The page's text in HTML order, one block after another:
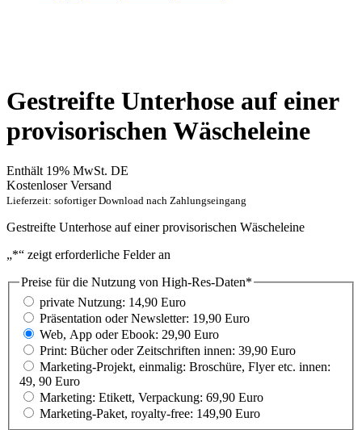
Gestreifte Unterhose auf einer
provisorischen Wäscheleine
Enthält 19% MwSt. DE
Kostenloser Versand
Lieferzeit: sofortiger Download nach Zahlungseingang
Gestreifte Unterhose auf einer provisorischen Wäscheleine
„*“ zeigt erforderliche Felder an
Preise für die Nutzung von High-Res-Daten*
private Nutzung: 14,90 Euro
Präsentation oder Newsletter: 19,90 Euro
Web, App oder Ebook: 29,90 Euro
Print: Bücher oder Zeitschriften innen: 39,90 Euro
Marketing-Projekt, einmalig: Broschüre, Flyer etc. innen:
49, 90 Euro
Marketing: Etikett, Verpackung: 69,90 Euro
Marketing-Paket, royalty-free: 149,90 Euro